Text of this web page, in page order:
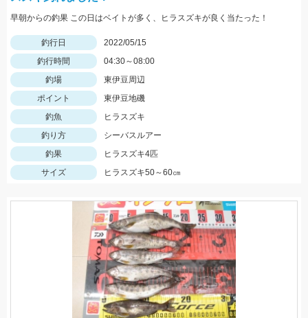
早朝からの釣果 この日はベイトが多く、ヒラスズキが良く当たった！
釣行日
2022/05/15
釣行時間
04:30～08:00
釣場
東伊豆周辺
ポイント
東伊豆地磯
釣魚
ヒラスズキ
釣り方
シーバスルアー
釣果
ヒラスズキ4匹
サイズ
ヒラスズキ50～60㎝